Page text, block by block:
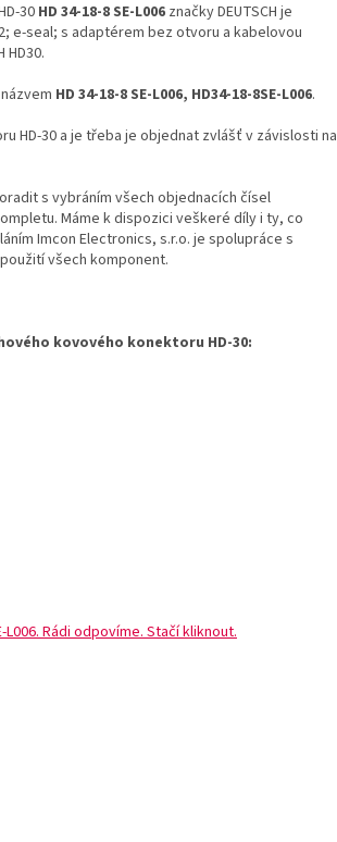
30HD 34-18-8 SE-L006 značky DEUTSCH je
e-seal; s adaptérem bez otvoru a kabelovou
HD30.
HD 34-18-8 SE-L006, HD34-18-8SE-L006.
HD-30 a je třeba je objednat zvlášť v závislosti na
s vybráním všech objednacích čísel
Máme k dispozici veškeré díly i ty, co
Imcon Electronics, s.r.o. je spolupráce s
všech komponent.
kovového konektoru HD-30:
L006. Rádi odpovíme. Stačí kliknout.